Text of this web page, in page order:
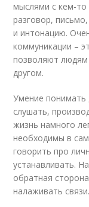
мыслями с кем-то
разговор,
и интонацию.
коммуникации –
позволяют людям
другом.
Умение понимать
слушать,
жизнь намного
необходимы в
говорить про
устанавливать.
обратная
налаживать связи.